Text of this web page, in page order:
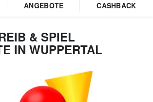
ANGEBOTE CASHBACK
& SPIEL
IN WUPPERTAL